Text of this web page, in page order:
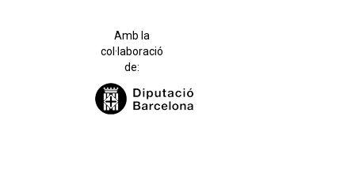
Amb la
col·laboració
de: